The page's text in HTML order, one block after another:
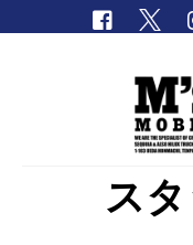
取扱車種一覧
ス